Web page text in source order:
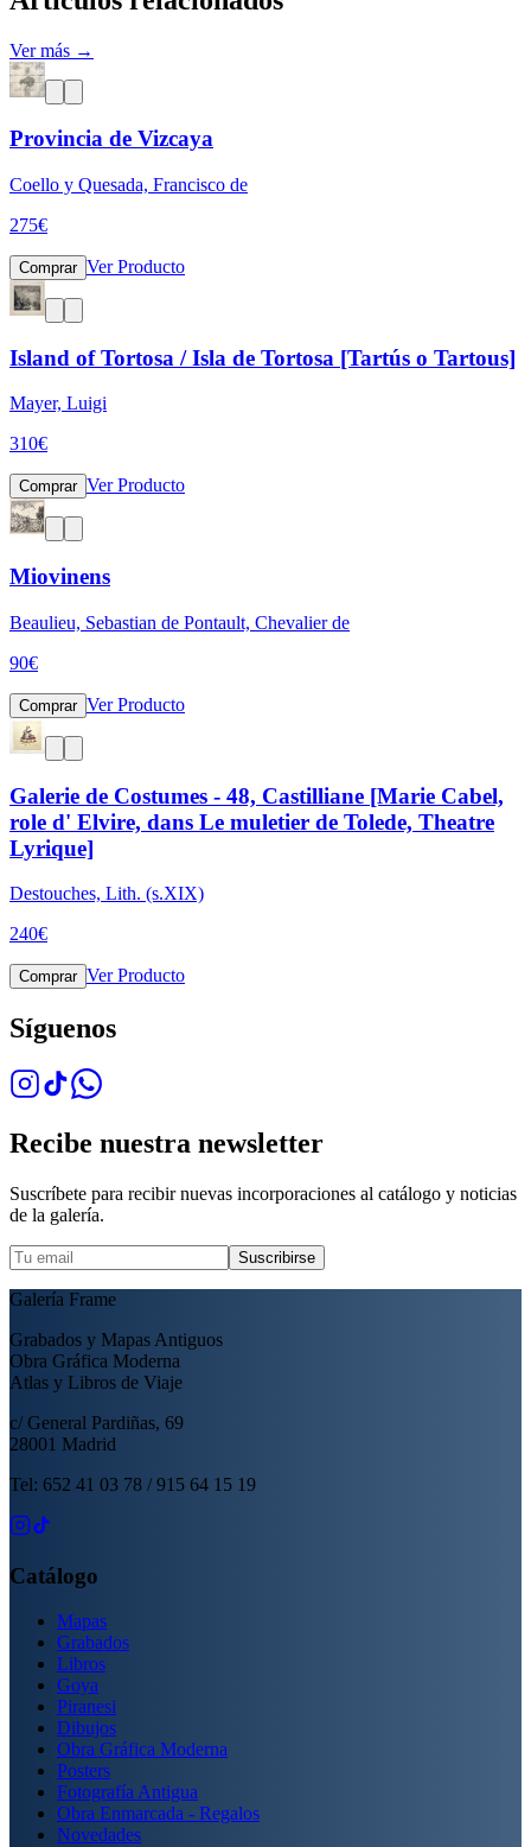
Ver más →
Provincia de Vizcaya
Coello y Quesada, Francisco de
275€
Comprar Ver Producto
Island of Tortosa / Isla de Tortosa [Tartús o Tartous]
Mayer, Luigi
310€
Comprar Ver Producto
Miovinens
Beaulieu, Sebastian de Pontault, Chevalier de
90€
Comprar Ver Producto
Galerie de Costumes - 48, Castilliane [Marie Cabel,
role d' Elvire, dans Le muletier de Tolede, Theatre
Lyrique]
Destouches, Lith. (s.XIX)
240€
Comprar Ver Producto
Síguenos
Recibe nuestra newsletter
Suscríbete para recibir nuevas incorporaciones al catálogo y noticias
de la galería.
Suscribirse
Galería Frame
Grabados y Mapas Antiguos
Obra Gráfica Moderna
Atlas y Libros de Viaje
c/ General Pardiñas, 69
28001 Madrid
Tel: 652 41 03 78 / 915 64 15 19
Catálogo
Mapas
Grabados
Libros
Goya
Piranesi
Dibujos
Obra Gráfica Moderna
Posters
Fotografía Antigua
Obra Enmarcada - Regalos
Novedades